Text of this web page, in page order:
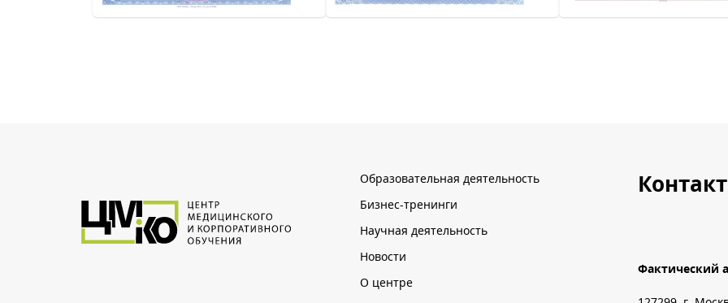
Образовательная деятельность
Бизнес-тренинги
Научная деятельность
Новости
О центре
Фактический